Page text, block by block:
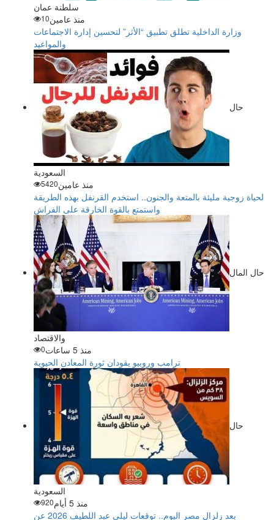
سلطنة عمان
منذ عامين10
وزارة الداخلية تطلق تطبيق “الأثر” لتحسين إدارة الاجتماعات
والمواعيد
حال
السعودية
منذ عامين5420
لحياة زوجية مليئة بالمتعة والجنون.. استخدم القرنفل بهذه الطريقة
واستمتع بالقوة الخارقة على الفراش
حال المال
والاقتصاد
منذ 5 ساعات
0
ترامب وروبيو يقودان ثورة المعادن الحيوية
حال
السعودية
منذ 5 أيام
920
بعد زلزال مصر اليوم.. توقعات ليلى عبد اللطيف 2026 عن